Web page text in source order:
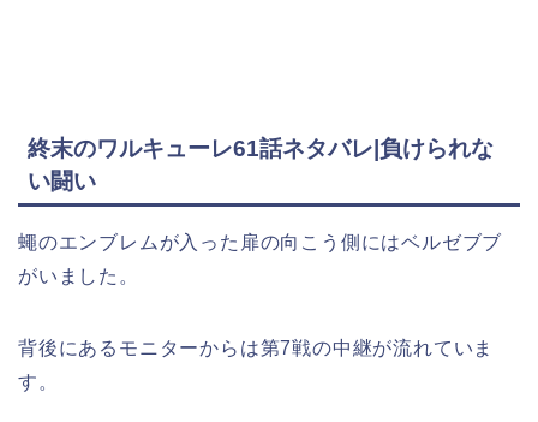
終末のワルキューレ61話ネタバレ|負けられな
い闘い
蠅のエンブレムが入った扉の向こう側にはベルゼブブ
がいました。
背後にあるモニターからは第7戦の中継が流れていま
す。